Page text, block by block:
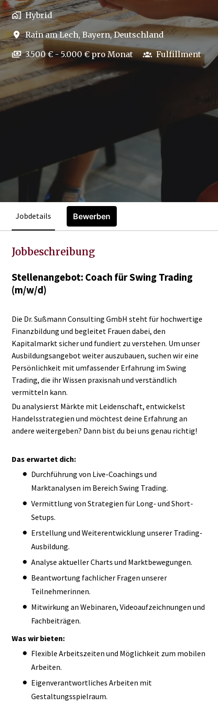
Hybrid
Rain am Lech, Bayern, Deutschland
3.500 € - 5.000 € pro Monat
Fulfillment
Jobdetails Bewerben
Jobbeschreibung
Stellenangebot: Coach für Swing Trading
(m/w/d)
Die Dr. Sußmann Consulting GmbH steht für hochwertige
Finanzbildung und begleitet Frauen dabei, den
Kapitalmarkt sicher und fundiert zu verstehen. Um unser
Ausbildungsangebot weiter auszubauen, suchen wir eine
Persönlichkeit mit umfassender Erfahrung im Swing
Trading, die ihr Wissen praxisnah und verständlich
vermitteln kann.
Du analysierst Märkte mit Leidenschaft, entwickelst
Handelsstrategien und möchtest deine Erfahrung an
andere weitergeben? Dann bist du bei uns genau richtig!
Das erwartet dich:
Durchführung von Live-Coachings und
Marktanalysen im Bereich Swing Trading.
Vermittlung von Strategien für Long- und Short-
Setups.
Erstellung und Weiterentwicklung unserer Trading-
Ausbildung.
Analyse aktueller Charts und Marktbewegungen.
Beantwortung fachlicher Fragen unserer
Teilnehmerinnen.
Mitwirkung an Webinaren, Videoaufzeichnungen und
Fachbeiträgen.
Was wir bieten:
Flexible Arbeitszeiten und Möglichkeit zum mobilen
Arbeiten.
Eigenverantwortliches Arbeiten mit
Gestaltungsspielraum.